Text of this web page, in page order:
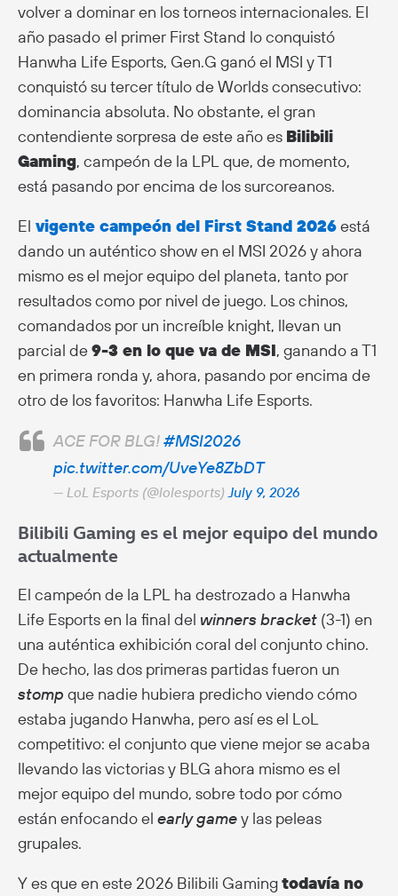
volver a dominar en los torneos internacionales. El
año pasado el primer First Stand lo conquistó
Hanwha Life Esports, Gen.G ganó el MSI y T1
conquistó su tercer título de Worlds consecutivo:
dominancia absoluta. No obstante, el gran
contendiente sorpresa de este año es Bilibili
Gaming, campeón de la LPL que, de momento,
está pasando por encima de los surcoreanos.
El vigente campeón del First Stand 2026está
dando un auténtico show en el MSI 2026 y ahora
mismo es el mejor equipo del planeta, tanto por
resultados como por nivel de juego. Los chinos,
comandados por un increíble knight, llevan un
parcial de9-3 en lo que va de MSI, ganando a T1
en primera ronda y, ahora, pasando por encima de
otro de los favoritos: Hanwha Life Esports.
ACE FOR BLG!#MSI2026
pic.twitter.com/UveYe8ZbDT
— LoL Esports (@lolesports)July 9, 2026
Bilibili Gaming es el mejor equipo del mundo
actualmente
El campeón de la LPL ha destrozado a Hanwha
Life Esports en la final del winners bracket (3-1) en
una auténtica exhibición coral del conjunto chino.
De hecho, las dos primeras partidas fueron un
stomp que nadie hubiera predicho viendo cómo
estaba jugando Hanwha, pero así es el LoL
competitivo: el conjunto que viene mejor se acaba
llevando las victorias y BLG ahora mismo es el
mejor equipo del mundo, sobre todo por cómo
están enfocando el early gamey las peleas
grupales.
Y es que en este 2026 Bilibili Gamingtodavía no